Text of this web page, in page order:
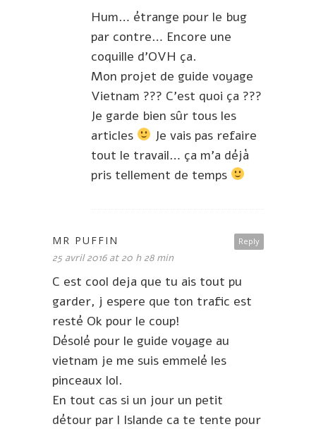
Hum… étrange pour le bug
par contre… Encore une
coquille d’OVH ça.
Mon projet de guide voyage
Vietnam ??? C’est quoi ça ???
Je garde bien sûr tous les
articles
Je vais pas refaire
tout le travail… ça m’a déjà
pris tellement de temps
Reply
MR PUFFIN
25 avril 2016 at 20 h 28 min
C est cool deja que tu ais tout pu
garder, j espere que ton trafic est
resté Ok pour le coup!
Désolé pour le guide voyage au
vietnam je me suis emmelé les
pinceaux lol.
En tout cas si un jour un petit
détour par l Islande ca te tente pour